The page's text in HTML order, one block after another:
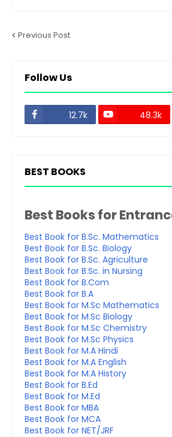
Previous Post
Follow Us
12.7k 48.3k
BEST BOOKS
Best Books for
Best Book for B.Sc. Mathematics
Best Book for B.Sc. Biology
Best Book for B.Sc. Agriculture
Best Book for B.Sc. in Nursing
Best Book for B.Com
Best Book for B.A
Best Book for M.Sc Mathematics
Best Book for M.Sc Biology
Best Book for M.Sc Chemistry
Best Book for M.Sc Physics
Best Book for M.A Hindi
Best Book for M.A English
Best Book for M.A History
Best Book for B.Ed
Best Book for M.Ed
Best Book for MBA
Best Book for MCA
Best Book for NET/JRF